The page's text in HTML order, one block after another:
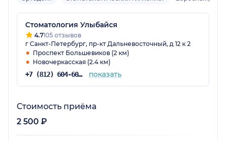
Стоматология Улыбайся
4.7105 отзывов
г Санкт-Петербург, пр-кт Дальневосточный, д 12 к 2
Проспект Большевиков (2 км)
Новочеркасская (2.4 км)
+7 (812) 604-60-58 показать
Стоимость приёма
2 500 ₽